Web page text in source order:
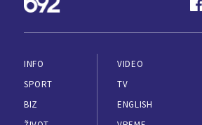
INFO
SPORT
BIZ
VIDEO
TV
ENGLISH